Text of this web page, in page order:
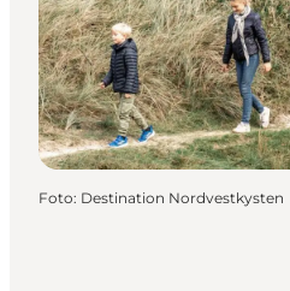
Foto: Destination Nordvestkysten